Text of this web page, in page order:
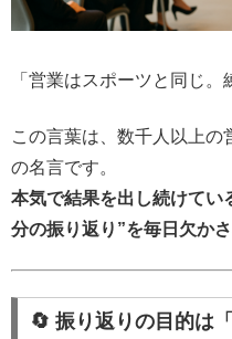
「営業はスポーツと同じ。
この言葉は、数千人以上
の名言です。
本気で結果を出し続けてい
分の振り返り”を毎日欠かさ
🔄 振り返りの目的は